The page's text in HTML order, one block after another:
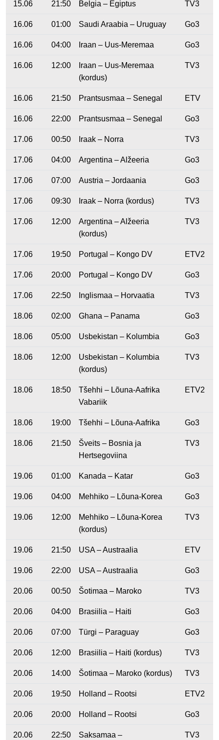
15.06 21:50 Belgia – Egiptus TV3
16.06 01:00 Saudi Araabia – Uruguay Go3
16.06 04:00 Iraan – Uus-Meremaa Go3
16.06 12:00
Iraan – Uus-Meremaa
(kordus)
TV3
16.06 21:50 Prantsusmaa – Senegal ETV
16.06 22:00 Prantsusmaa – Senegal Go3
17.06 00:50 Iraak – Norra TV3
17.06 04:00 Argentina – Alžeeria Go3
17.06 07:00 Austria – Jordaania Go3
17.06 09:30 Iraak – Norra (kordus) TV3
17.06 12:00
Argentina – Alžeeria
(kordus)
TV3
17.06 19:50 Portugal – Kongo DV ETV2
17.06 20:00 Portugal – Kongo DV Go3
17.06 22:50 Inglismaa – Horvaatia TV3
18.06 02:00 Ghana – Panama Go3
18.06 05:00 Usbekistan – Kolumbia Go3
18.06 12:00
Usbekistan – Kolumbia
(kordus)
TV3
18.06 18:50
Tšehhi – Lõuna-Aafrika
Vabariik
ETV2
18.06 19:00 Tšehhi – Lõuna-Aafrika Go3
18.06 21:50
Šveits – Bosnia ja
Hertsegoviina
TV3
19.06 01:00 Kanada – Katar Go3
19.06 04:00 Mehhiko – Lõuna-Korea Go3
19.06 12:00
Mehhiko – Lõuna-Korea
(kordus)
TV3
19.06 21:50 USA – Austraalia ETV
19.06 22:00 USA – Austraalia Go3
20.06 00:50 Šotimaa – Maroko TV3
20.06 04:00 Brasiilia – Haiti Go3
20.06 07:00 Türgi – Paraguay Go3
20.06 12:00 Brasiilia – Haiti (kordus) TV3
20.06 14:00 Šotimaa – Maroko (kordus) TV3
20.06 19:50 Holland – Rootsi ETV2
20.06 20:00 Holland – Rootsi Go3
20.06 22:50
Saksamaa –
TV3